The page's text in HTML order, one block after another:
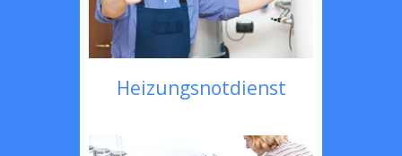
Heizungsnotdienst